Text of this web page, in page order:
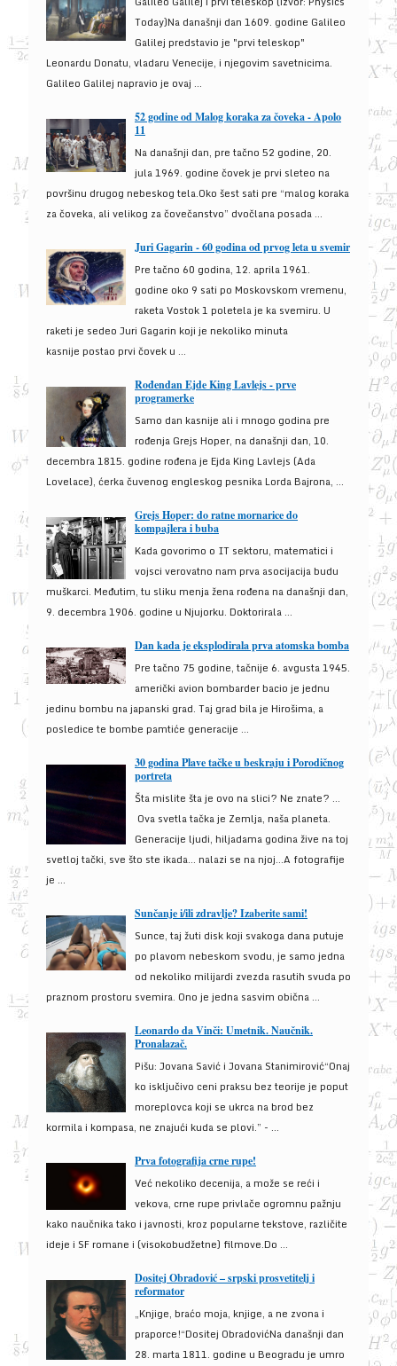
Today)Na današnji dan 1609. godine Galileo
Galilej predstavio je "prvi teleskop"
Leonardu Donatu, vladaru Venecije, i njegovim savetnicima.
Galileo Galilej napravio je ovaj ...
52 godine od Malog koraka za čoveka - Apolo
11
Na današnji dan, pre tačno 52 godine, 20.
jula 1969. godine čovek je prvi sleteo na
površinu drugog nebeskog tela.Oko šest sati pre “malog koraka
za čoveka, ali velikog za čovečanstvo” dvočlana posada ...
Juri Gagarin - 60 godina od prvog leta u svemir
Pre tačno 60 godina, 12. aprila 1961.
godine oko 9 sati po Moskovskom vremenu,
raketa Vostok 1 poletela je ka svemiru. U
raketi je sedeo Juri Gagarin koji je nekoliko minuta
kasnije postao prvi čovek u ...
Rođendan Ejde King Lavlejs - prve
programerke
Samo dan kasnije ali i mnogo godina pre
rođenja Grejs Hoper, na današnji dan, 10.
decembra 1815. godine rođena je Ejda King Lavlejs (Ada
Lovelace), ćerka čuvenog engleskog pesnika Lorda Bajrona, ...
Grejs Hoper: do ratne mornarice do
kompajlera i buba
Kada govorimo o IT sektoru, matematici i
vojsci verovatno nam prva asocijacija budu
muškarci. Međutim, tu sliku menja žena rođena na današnji dan,
9. decembra 1906. godine u Njujorku. Doktorirala ...
Dan kada je eksplodirala prva atomska bomba
Pre tačno 75 godine, tačnije 6. avgusta 1945.
američki avion bombarder bacio je jednu
jedinu bombu na japanski grad. Taj grad bila je Hirošima, a
posledice te bombe pamtiće generacije ...
30 godina Plave tačke u beskraju i Porodičnog
portreta
Šta mislite šta je ovo na slici? Ne znate? …
Ova svetla tačka je Zemlja, naša planeta.
Generacije ljudi, hiljadama godina žive na toj
svetloj tački, sve što ste ikada… nalazi se na njoj…A fotografije
je ...
Sunčanje i/ili zdravlje? Izaberite sami!
Sunce, taj žuti disk koji svakoga dana putuje
po plavom nebeskom svodu, je samo jedna
od nekoliko milijardi zvezda rasutih svuda po
praznom prostoru svemira. Ono je jedna sasvim obična ...
Leonardo da Vinči: Umetnik. Naučnik.
Pronalazač.
Pišu: Jovana Savić i Jovana Stanimirović“Onaj
ko isključivo ceni praksu bez teorije je poput
moreplovca koji se ukrca na brod bez
kormila i kompasa, ne znajući kuda se plovi.” - ...
Prva fotografija crne rupe!
Već nekoliko decenija, a može se reći i
vekova, crne rupe privlače ogromnu pažnju
kako naučnika tako i javnosti, kroz popularne tekstove, različite
ideje i SF romane i (visokobudžetne) filmove.Do ...
Dositej Obradović – srpski prosvetitelj i
reformator
„Knjige, braćo moja, knjige, a ne zvona i
praporce!“Dositej ObradovićNa današnji dan
28. marta 1811. godine u Beogradu je umro